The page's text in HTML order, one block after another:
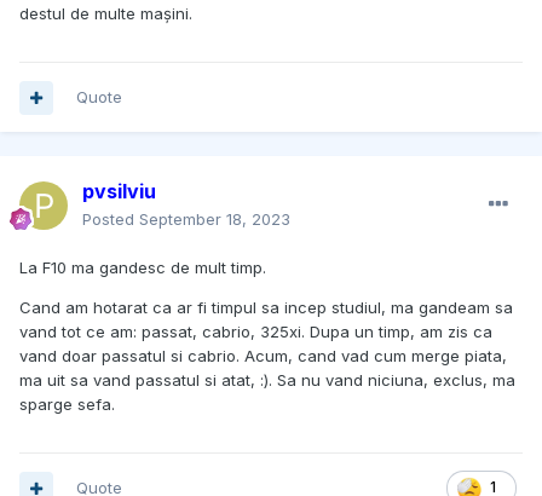
destul de multe mașini.
Quote
pvsilviu
Posted September 18, 2023
La F10 ma gandesc de mult timp.
Cand am hotarat ca ar fi timpul sa incep studiul, ma gandeam sa
vand tot ce am: passat, cabrio, 325xi. Dupa un timp, am zis ca
vand doar passatul si cabrio. Acum, cand vad cum merge piata,
ma uit sa vand passatul si atat, :). Sa nu vand niciuna, exclus, ma
sparge sefa.
1
Quote